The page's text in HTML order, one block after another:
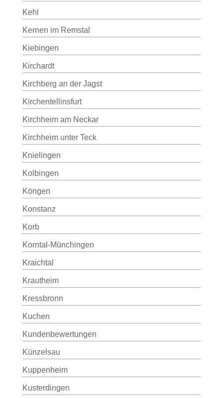
Kehl
Kernen im Remstal
Kiebingen
Kirchardt
Kirchberg an der Jagst
Kirchentellinsfurt
Kirchheim am Neckar
Kirchheim unter Teck
Knielingen
Kolbingen
Köngen
Konstanz
Korb
Korntal-Münchingen
Kraichtal
Krautheim
Kressbronn
Kuchen
Kundenbewertungen
Künzelsau
Kuppenheim
Kusterdingen